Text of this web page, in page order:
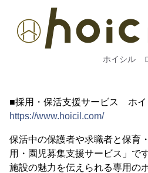
ホイシル
■採用・保活支援サービス ホイ
https://www.hoicil.com/
保活中の保護者や求職者と保育
用・園児募集支援サービス」です
施設の魅力を伝えられる専用の